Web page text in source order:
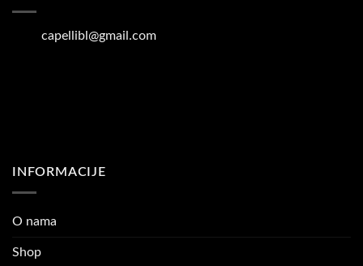
capellibl@gmail.com
INFORMACIJE
O nama
Shop